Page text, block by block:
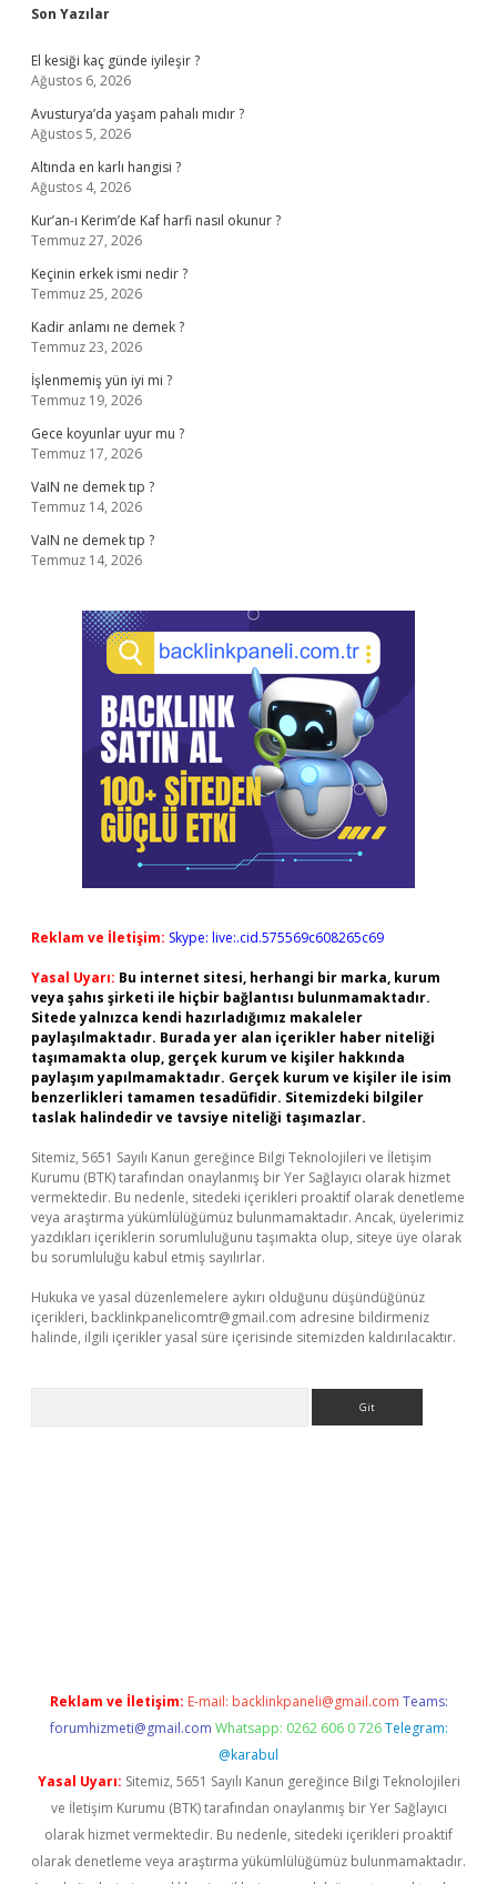
Sidebar
Son Yazılar
El kesiği kaç günde iyileşir ?
Ağustos 6, 2026
Avusturya’da yaşam pahalı mıdır ?
Ağustos 5, 2026
Altında en karlı hangisi ?
Ağustos 4, 2026
Kur’an-ı Kerim’de Kaf harfi nasıl okunur ?
Temmuz 27, 2026
Keçinin erkek ismi nedir ?
Temmuz 25, 2026
Kadir anlamı ne demek ?
Temmuz 23, 2026
İşlenmemiş yün iyi mi ?
Temmuz 19, 2026
Gece koyunlar uyur mu ?
Temmuz 17, 2026
VaIN ne demek tıp ?
Temmuz 14, 2026
VaIN ne demek tıp ?
Temmuz 14, 2026
Reklam ve İletişim: Skype: live:.cid.575569c608265c69
Yasal Uyarı: Bu internet sitesi, herhangi bir marka, kurum
veya şahıs şirketi ile hiçbir bağlantısı bulunmamaktadır.
Sitede yalnızca kendi hazırladığımız makaleler
paylaşılmaktadır. Burada yer alan içerikler haber niteliği
taşımamakta olup, gerçek kurum ve kişiler hakkında
paylaşım yapılmamaktadır. Gerçek kurum ve kişiler ile isim
benzerlikleri tamamen tesadüfidir. Sitemizdeki bilgiler
taslak halindedir ve tavsiye niteliği taşımazlar.
Sitemiz, 5651 Sayılı Kanun gereğince Bilgi Teknolojileri ve İletişim
Kurumu (BTK) tarafından onaylanmış bir Yer Sağlayıcı olarak hizmet
vermektedir. Bu nedenle, sitedeki içerikleri proaktif olarak denetleme
veya araştırma yükümlülüğümüz bulunmamaktadır. Ancak, üyelerimiz
yazdıkları içeriklerin sorumluluğunu taşımakta olup, siteye üye olarak
bu sorumluluğu kabul etmiş sayılırlar.
Hukuka ve yasal düzenlemelere aykırı olduğunu düşündüğünüz
içerikleri, backlinkpanelicomtr@gmail.com adresine bildirmeniz
halinde, ilgili içerikler yasal süre içerisinde sitemizden kaldırılacaktır.
Reklam ve İletişim: E-mail: backlinkpaneli@gmail.com Teams:
forumhizmeti@gmail.com Whatsapp: 0262 606 0 726 Telegram:
@karabul
Yasal Uyarı: Sitemiz, 5651 Sayılı Kanun gereğince Bilgi Teknolojileri
ve İletişim Kurumu (BTK) tarafından onaylanmış bir Yer Sağlayıcı
olarak hizmet vermektedir. Bu nedenle, sitedeki içerikleri proaktif
olarak denetleme veya araştırma yükümlülüğümüz bulunmamaktadır.